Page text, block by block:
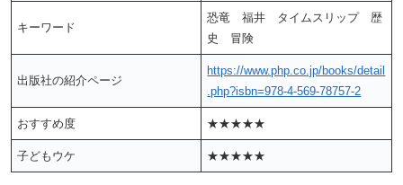
キーワード
恐竜 福井 タイムスリップ 歴
史 冒険
出版社の紹介ページ
https://www.php.co.jp/books/detail
.php?isbn=978-4-569-78757-2
おすすめ度 ★★★★★
子どもウケ ★★★★★